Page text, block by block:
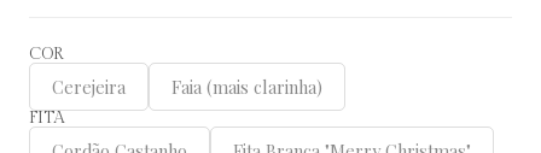
COR
Cerejeira Faia (mais clarinha)
FITA